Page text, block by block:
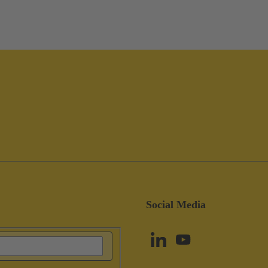
Social Media